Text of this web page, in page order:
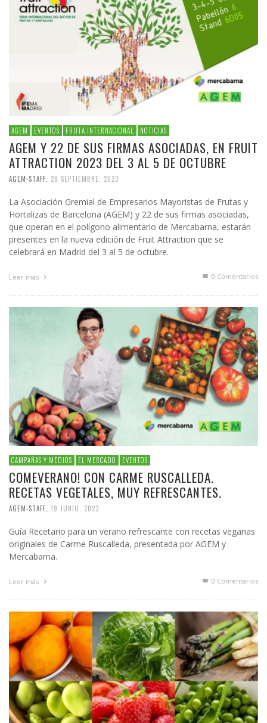
AGEM EVENTOS FRUTA INTERNACIONAL NOTICIAS
AGEM Y 22 DE SUS FIRMAS ASOCIADAS, EN FRUIT
ATTRACTION 2023 DEL 3 AL 5 DE OCTUBRE
AGEM-STAFF 28 SEPTIEMBRE, 2023
La Asociación Gremial de Empresarios Mayoristas de Frutas y
Hortalizas de Barcelona (AGEM) y 22 de sus firmas asociadas,
que operan en el polígono alimentario de Mercabarna, estarán
presentes en la nueva edición de Fruit Attraction que se
celebrará en Madrid del 3 al 5 de octubre.
Leer más 0 Comentarios
CAMPAÑAS Y MEDIOS EL MERCADO EVENTOS
COMEVERANO! CON CARME RUSCALLEDA.
RECETAS VEGETALES, MUY REFRESCANTES.
AGEM-STAFF 19 JUNIO, 2023
Guía Recetario para un verano refrescante con recetas veganas
originales de Carme Ruscalleda, presentada por AGEM y
Mercabarna.
Leer más 0 Comentarios